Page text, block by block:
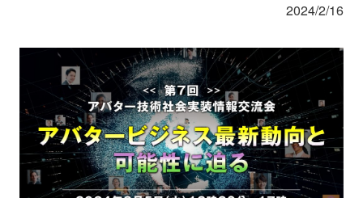
会社情報 ニュース
採用情報 資料ダウンロード
IR情報 English
2024/2/16